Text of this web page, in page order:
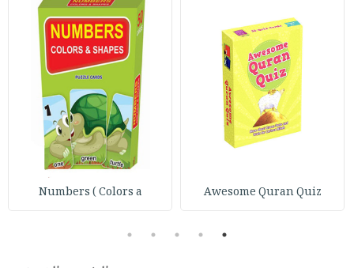
Awesome Quran Quiz
Numbers ( Colors a
1
2
3
4
5